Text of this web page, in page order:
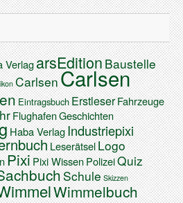
VerlagarsEditionBaustelle
CarlsenCarlsen
EintragsbuchErstleserFahrzeuge
FlughafenGeschichten
Haba VerlagIndustriepixi
LeserätselLogo
PixiPixi WissenPolizeiQuiz
Schule Skizzen
Wimmelbuch